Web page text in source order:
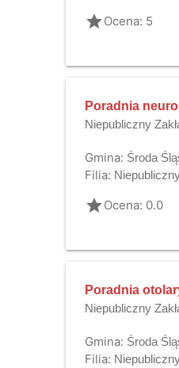
gradeOcena: 5
Poradnia
Niepubliczny
Gmina: Środa
Filia:
gradeOcena: 0.0
Poradnia
Niepubliczny
Gmina: Środa
Filia: